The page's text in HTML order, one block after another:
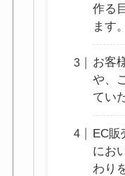
作る
ます。
お客
や、
てい
EC販
にお
わり